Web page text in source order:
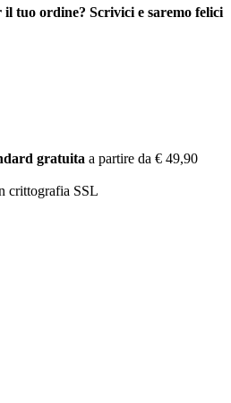
tuo ordine? Scrivici e saremo felici
gratuita a partire da € 49,90
crittografia SSL